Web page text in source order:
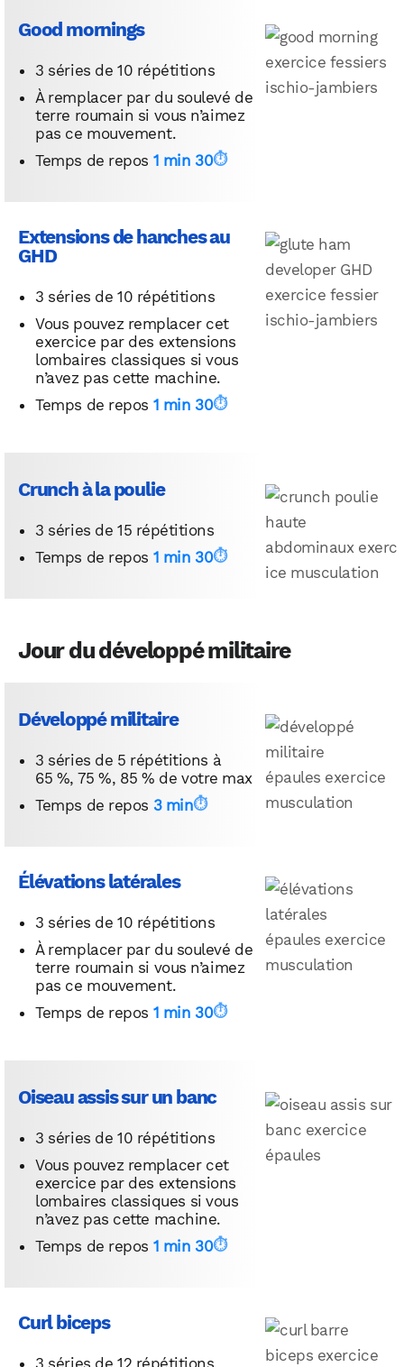
Good mornings
3 séries de 10 répétitions
À remplacer par du soulevé de
terre roumain si vous n’aimez
pas ce mouvement.
Temps de repos 1 min 30
Extensions de hanches au
GHD
3 séries de 10 répétitions
Vous pouvez remplacer cet
exercice par des extensions
lombaires classiques si vous
n’avez pas cette machine.
Temps de repos 1 min 30
Crunch à la poulie
3 séries de 15 répétitions
Temps de repos 1 min 30
Jour du développé militaire
Développé militaire
3 séries de 5 répétitions à
65 %, 75 %, 85 % de votre max
Temps de repos 3 min
Élévations latérales
3 séries de 10 répétitions
À remplacer par du soulevé de
terre roumain si vous n’aimez
pas ce mouvement.
Temps de repos 1 min 30
Oiseau assis sur un banc
3 séries de 10 répétitions
Vous pouvez remplacer cet
exercice par des extensions
lombaires classiques si vous
n’avez pas cette machine.
Temps de repos 1 min 30
Curl biceps
3 séries de 12 répétitions